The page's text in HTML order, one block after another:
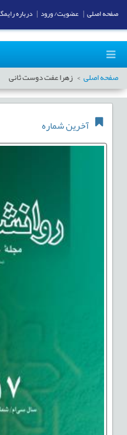
صفحه اصلی زهرا عفت دوست ثانی
آخرین شماره
صفحه اصلی عضویت/ ورود درباره رایمگ